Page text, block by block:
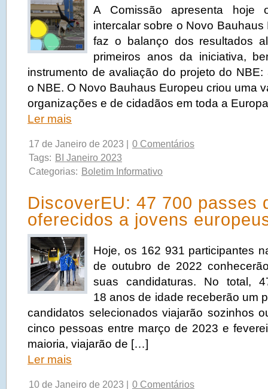
A Comissão apresenta hoje
intercalar sobre o Novo
faz o balanço dos resultados
primeiros anos da iniciativa,
instrumento de avaliação do projeto do
o NBE. O Novo Bauhaus Europeu criou uma
organizações e de cidadãos em toda a
Ler mais
17 de Janeiro de 2023 |
0 Comentários
Tags: BI Janeiro 2023
Categorias: Boletim Informativo
DiscoverEU: 47 700 passes
oferecidos a jovens
Hoje, os 162 931 participantes
de outubro de 2022
suas candidaturas. No total,
18 anos de idade receberão um
candidatos selecionados viajarão sozinhos
cinco pessoas entre março de 2023 e
maioria, viajarão de […]
Ler mais
10 de Janeiro de 2023 | 0 Comentários